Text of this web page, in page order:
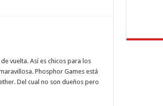
vuelta. Así es chicos para los
Phosphor Games está
Del cual no son dueños pero